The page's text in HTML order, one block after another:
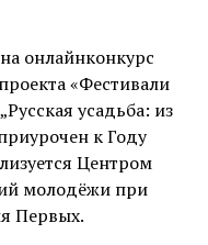
онлайнконкурс
«Фестивали
усадьба: из
к Году
Центром
молодёжи при
Первых.